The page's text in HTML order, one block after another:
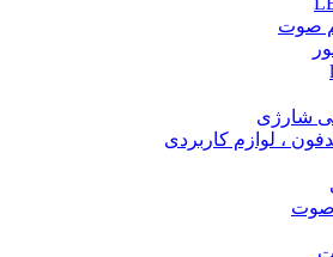
صوت
شارژى
، لوازم کاربردى
صوت